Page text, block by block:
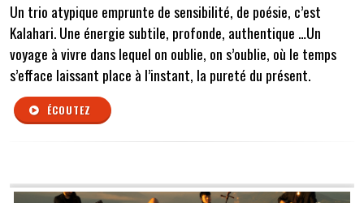
Un trio atypique emprunte de sensibilité, de poésie, c’est
Kalahari. Une énergie subtile, profonde, authentique …Un
voyage à vivre dans lequel on oublie, on s’oublie, où le temps
s’efface laissant place à l’instant, la pureté du présent.
ÉCOUTEZ